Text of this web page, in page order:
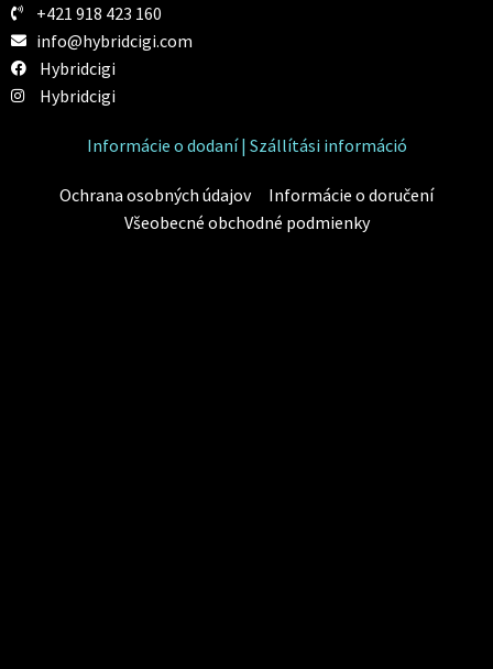
+421 918 423 160
info@hybridcigi.com
Hybridcigi
Hybridcigi
Informácie o dodaní | Szállítási információ
Ochrana osobných údajov
Informácie o doručení
Všeobecné obchodné podmienky